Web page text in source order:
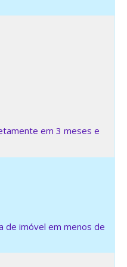
em 3 meses e
de imóvel em menos de